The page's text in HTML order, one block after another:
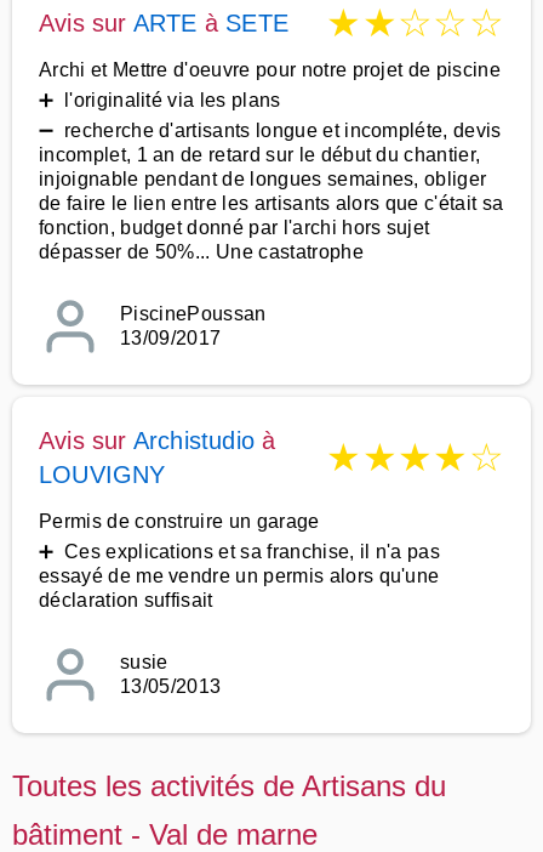
Avis sur ARTE à SETE ★★☆☆☆
Archi et Mettre d'oeuvre pour notre projet de piscine
➕ l'originalité via les plans
➖ recherche d'artisants longue et incompléte, devis
incomplet, 1 an de retard sur le début du chantier,
injoignable pendant de longues semaines, obliger
de faire le lien entre les artisants alors que c'était sa
fonction, budget donné par l'archi hors sujet
dépasser de 50%... Une castatrophe
PiscinePoussan
13/09/2017
Avis sur Archistudio à
LOUVIGNY
★★★★☆
Permis de construire un garage
➕ Ces explications et sa franchise, il n'a pas
essayé de me vendre un permis alors qu'une
déclaration suffisait
susie
13/05/2013
Toutes les activités de Artisans du
bâtiment - Val de marne